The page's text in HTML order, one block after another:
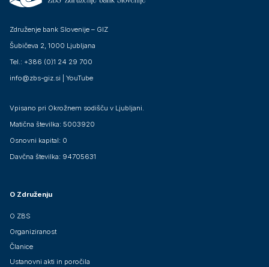
Združenje bank Slovenije – GIZ
Šubičeva 2, 1000 Ljubljana
Tel.: +386 (0)1 24 29 700
info@zbs-giz.si
YouTube
Vpisano pri Okrožnem sodišču v Ljubljani.
Matična številka: 5003920
Osnovni kapital: 0
Davčna številka: 94705631
O Združenju
O ZBS
Organiziranost
Članice
Ustanovni akti in poročila